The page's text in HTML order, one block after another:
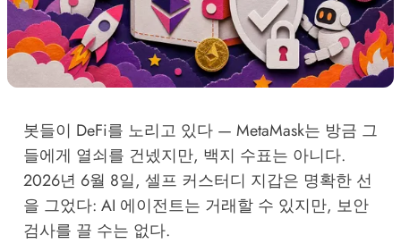
봇들이 DeFi를 노리고 있다 — MetaMask는 방금 그
들에게 열쇠를 건넸지만, 백지 수표는 아니다.
2026년 6월 8일, 셀프 커스터디 지갑은 명확한 선
을 그었다: AI 에이전트는 거래할 수 있지만, 보안
검사를 끌 수는 없다.